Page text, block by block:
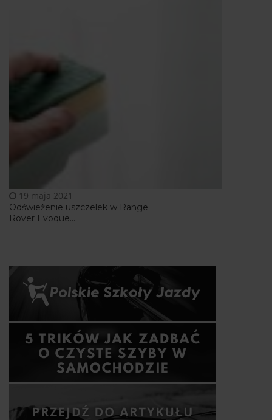
Odświeżenie uszczelek w Range
Rover Evoque...
19 maja 2021